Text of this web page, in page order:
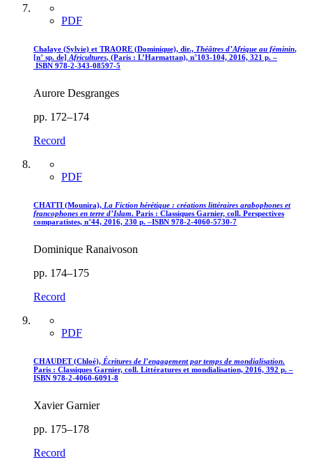
PDF
Chalaye (Sylvie) et TRAORE (Dominique), dir., Théâtres d’Afrique au féminin,
[n° sp. de] Africultures, (Paris : L’Harmattan), n°103-104, 2016, 321 p. –
ISBN 978-2-343-08597-5
Aurore Desgranges
pp. 172–174
Record
PDF
CHATTI (Mounira), La Fiction hérétique : créations littéraires arabophones et
francophones en terre d’Islam. Paris : Classiques Garnier, coll. Perspectives
comparatistes, n°44, 2016, 230 p. –ISBN 978-2-4060-5730-7
Dominique Ranaivoson
pp. 174–175
Record
PDF
CHAUDET (Chloé), Écritures de l’engagement par temps de mondialisation.
Paris : Classiques Garnier, coll. Littératures et mondialisation, 2016, 392 p. –
ISBN 978-2-4060-6091-8
Xavier Garnier
pp. 175–178
Record